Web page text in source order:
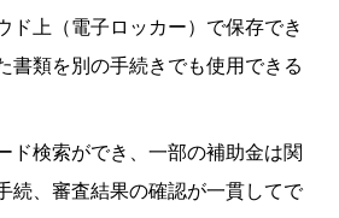
ド上（電子ロッカー）で保存でき
書類を別の手続きでも使用できる
ド検索ができ、一部の補助金は関
続、審査結果の確認が一貫してで